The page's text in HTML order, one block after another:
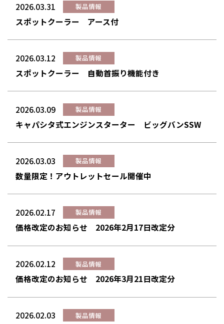
2026.03.31 製品情報
スポットクーラー アース付
2026.03.12 製品情報
スポットクーラー 自動首振り機能付き
2026.03.09 製品情報
キャパシタ式エンジンスターター ビッグバンSSW
2026.03.03 製品情報
数量限定！アウトレットセール開催中
2026.02.17 製品情報
価格改定のお知らせ 2026年2月17日改定分
2026.02.12 製品情報
価格改定のお知らせ 2026年3月21日改定分
2026.02.03 製品情報